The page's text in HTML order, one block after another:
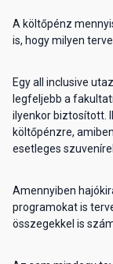
A költőpénz
is, hogy milyen
Egy all inclusive
legfeljebb a
ilyenkor biztosított.
költőpénzre,
esetleges
Amennyiben
programokat is
összegekkel is